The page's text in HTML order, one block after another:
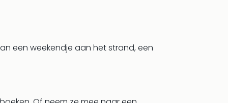
een weekendje aan het strand, een